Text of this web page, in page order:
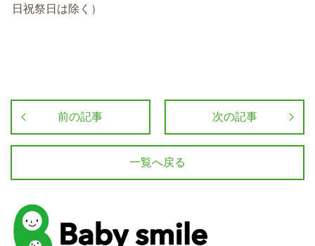
日祝祭日は除く）
前の記事 次の記事
一覧へ戻る